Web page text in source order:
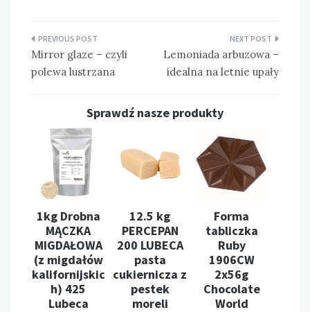
Nawigacja
wpisu
Mirror glaze – czyli
polewa lustrzana
Lemoniada arbuzowa –
idealna na letnie upały
Sprawdź nasze produkty
1kg Drobna
MĄCZKA
MIGDAŁOWA
(z migdałów
kalifornijskic
h) 425
Lubeca
12.5 kg
PERCEPAN
200 LUBECA
pasta
cukiernicza z
pestek
moreli
Forma
tabliczka
Ruby
1906CW
2x56g
Chocolate
World